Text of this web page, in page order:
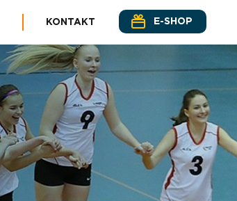
KONTAKT E-SHOP